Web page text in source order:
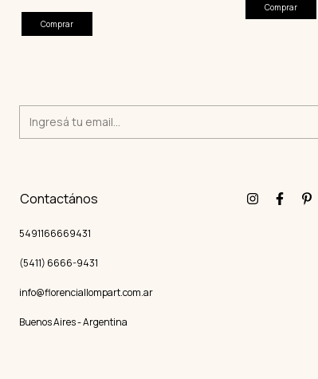
Comprar
Comprar
Contactános
5491166669431
(5411) 6666-9431
info@florenciallompart.com.ar
Buenos Aires - Argentina